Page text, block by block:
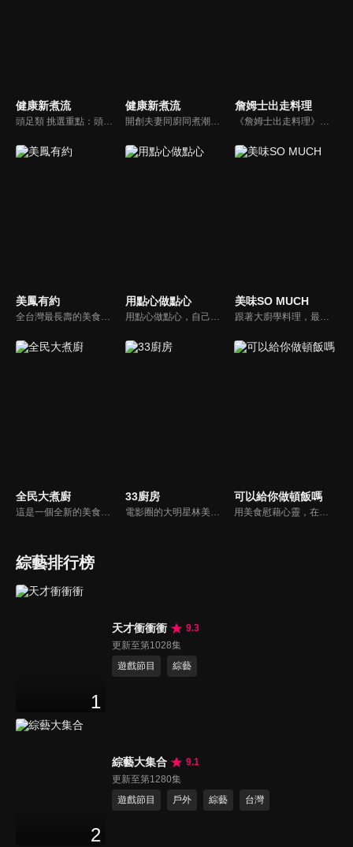
健康新煮流
頭足類 挑選重點：頭足類利用清洗時去除內臟可以降低膽固醇的攝取。挑選雙眼清澈明亮，眼球稍微凸出，肉質結實有彈性為佳。身體具透明感，觸腕或是吸盤一碰到活體就會吸附住便是新鮮的。
健康新煮流
開創夫妻同廚同煮潮流的KC夫婦，繼《健康醫食代》後，走出攝影棚，帶大家全台走透透，發掘上帝賞賜的美味食材，內容融合新加坡南洋風和客家純樸味，加上台灣獨特的閩南風情，互相激盪交織出的火花，打造出獨一無二的美食節目。
詹姆士出走料理
《詹姆士出走料理》以尋找詹姆士私廚菜單為節目主軸，為了尋找記憶中的美味料理，詹姆士將帶領大家探索市場，品嘗在地美味、尋訪料理達人，並在節目中展現特殊食材的處理方式、嘗試新的醬料或是新的料理作法，製作創意料理(料理教學)，最後在節目片尾時作出一道『詹姆士創意料理』。
美鳳有約
全台灣最長壽的美食節目《美鳯有約》魅力百分百！長達15年的播出時間，總是陪伴著許多婆婆媽媽們渡過一個輕鬆愉快的時光，精采內容您絕對不可錯過喔！
用點心做點心
用點心做點心，自己動手最開心！全台唯一以點心烘焙為主題的電視節目，邀請熱愛烘焙料理的你/妳，一起加入我們DIY各式各樣的點心。
美味SO MUCH
跟著大廚學料理，最強的料理小百科，美味SO MUCH！
全民大煮廚
這是一個全新的美食節目，將為您煮出台灣的好滋味，豐富、美味的畫面，傳遞「煮廚」對料理的用心，獨特的介紹方式，要你吃得更有創意、吃得更有趣！現今飲食已趨健康走向為主，「全民大煮廚」要用「輕食輕煙」讓你吃出健康與活力，並帶觀眾們從食材開始，想成為達人級的吃貨，走～我們從「煮」開始！
33廚房
電影圈的大明星林美秀首度跨足綜藝接主持棒，帶領駱進漢師傅以及黃景龍師傅大展廚藝與觀眾們一起美味上菜！
可以給你做頓飯嗎
用美食慰藉心靈，在飯桌上這個中國人最傳統的聊天場域打開素人物件心門；潛移默化地引出社會熱點話題，打造一檔有趣、有用、有意義的人文類真人秀。
綜藝排行榜
1
天才衝衝衝
9.3
更新至第1028集
遊戲節目
綜藝
2
綜藝大集合
9.1
更新至第1280集
遊戲節目
戶外 綜藝 台灣